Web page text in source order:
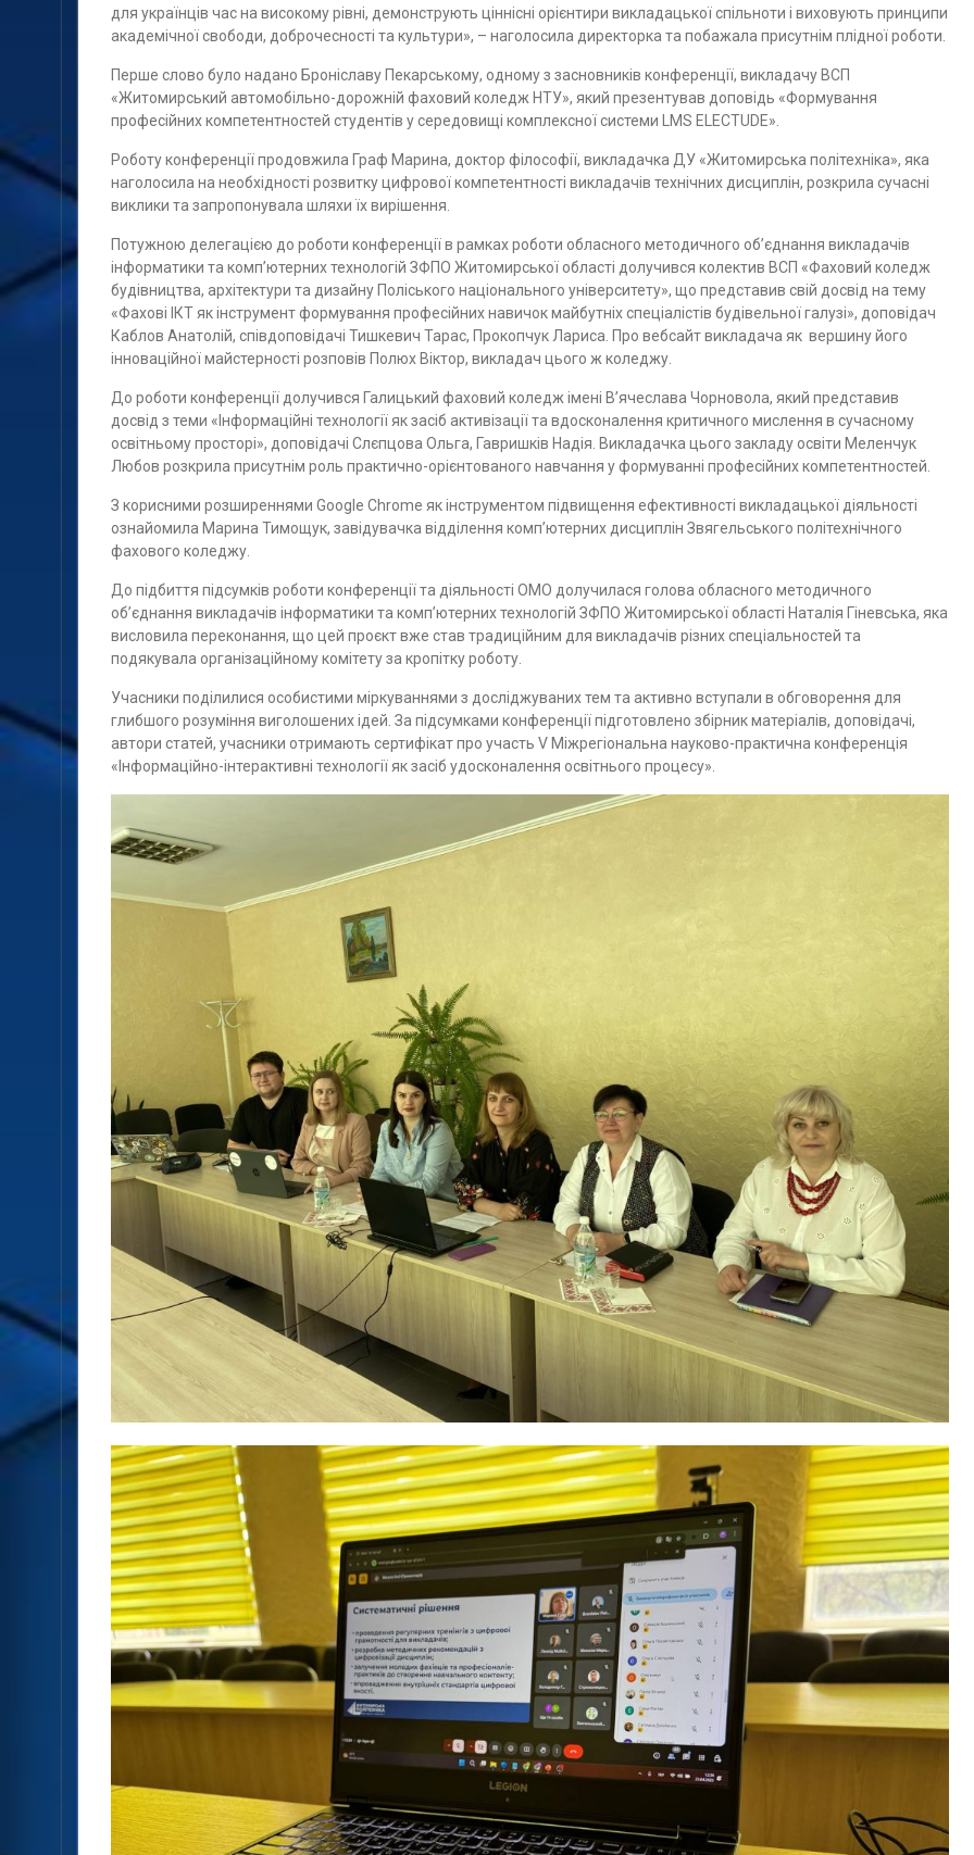
для українців час на високому рівні, демонструють ціннісні орієнтири викладацької спільноти і виховують принципи
академічної свободи, доброчесності та культури», – наголосила директорка та побажала присутнім плідної роботи.
Перше слово було надано Броніславу Пекарському, одному з засновників конференції, викладачу ВСП
«Житомирський автомобільно-дорожній фаховий коледж НТУ», який презентував доповідь «Формування
професійних компетентностей студентів у середовищі комплексної системи LMS ELECTUDE».
Роботу конференції продовжила Граф Марина, доктор філософії, викладачка ДУ «Житомирська політехніка», яка
наголосила на необхідності розвитку цифрової компетентності викладачів технічних дисциплін, розкрила сучасні
виклики та запропонувала шляхи їх вирішення.
Потужною делегацією до роботи конференції в рамках роботи обласного методичного об’єднання викладачів
інформатики та комп’ютерних технологій ЗФПО Житомирської області долучився колектив ВСП «Фаховий коледж
будівництва, архітектури та дизайну Поліського національного університету», що представив свій досвід на тему
«Фахові ІКТ як інструмент формування професійних навичок майбутніх спеціалістів будівельної галузі», доповідач
Каблов Анатолій, співдоповідачі Тишкевич Тарас, Прокопчук Лариса. Про вебсайт викладача як вершину його
інноваційної майстерності розповів Полюх Віктор, викладач цього ж коледжу.
До роботи конференції долучився Галицький фаховий коледж імені В’ячеслава Чорновола, який представив
досвід з теми «Інформаційні технології як засіб активізації та вдосконалення критичного мислення в сучасному
освітньому просторі», доповідачі Слєпцова Ольга, Гавришків Надія. Викладачка цього закладу освіти Меленчук
Любов розкрила присутнім роль практично-орієнтованого навчання у формуванні професійних компетентностей.
З корисними розширеннями Google Chrome як інструментом підвищення ефективності викладацької діяльності
ознайомила Марина Тимощук, завідувачка відділення комп’ютерних дисциплін Звягельського політехнічного
фахового коледжу.
До підбиття підсумків роботи конференції та діяльності ОМО долучилася голова обласного методичного
об’єднання викладачів інформатики та комп’ютерних технологій ЗФПО Житомирської області Наталія Гіневська, яка
висловила переконання, що цей проєкт вже став традиційним для викладачів різних спеціальностей та
подякувала організаційному комітету за кропітку роботу.
Учасники поділилися особистими міркуваннями з досліджуваних тем та активно вступали в обговорення для
глибшого розуміння виголошених ідей. За підсумками конференції підготовлено збірник матеріалів, доповідачі,
автори статей, учасники отримають сертифікат про участь V Міжрегіональна науково-практична конференція
«Інформаційно-інтерактивні технології як засіб удосконалення освітнього процесу».